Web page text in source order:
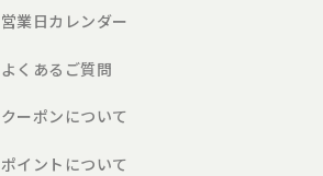
営業日カレンダー
よくあるご質問
クーポンについて
ポイントについて